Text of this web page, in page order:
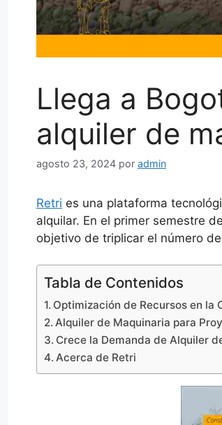
Llega a
alquiler de
agosto 23, 2024 por admin
Retri es una plataforma
alquilar. En el primer semestre
objetivo de triplicar el número
Tabla de Contenidos
Optimización de Recursos en la
Alquiler de Maquinaria para
Crece la Demanda de Alquiler
Acerca de Retri